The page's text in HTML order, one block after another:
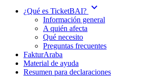
¿Qué es TicketBAI? expand_more
Información general
A quién afecta
Qué necesito
Preguntas frecuentes
FakturAraba
Material de ayuda
Resumen para declaraciones